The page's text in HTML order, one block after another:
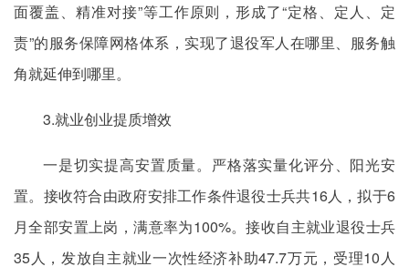
面覆盖、精准对接”等工作原则，形成了“定格、定人、定
责”的服务保障网格体系，实现了退役军人在哪里、服务触
角就延伸到哪里。
3.就业创业提质增效
一是切实提高安置质量。严格落实量化评分、阳光安
置。接收符合由政府安排工作条件退役士兵共16人，拟于6
月全部安置上岗，满意率为100%。接收自主就业退役士兵
35人，发放自主就业一次性经济补助47.7万元，受理10人